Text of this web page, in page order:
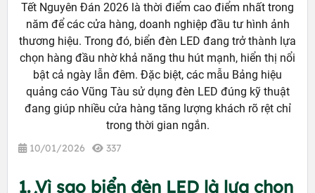
Tết Nguyên Đán 2026 là thời điểm cao điểm nhất trong
năm để các cửa hàng, doanh nghiệp đầu tư hình ảnh
thương hiệu. Trong đó, biển đèn LED đang trở thành lựa
chọn hàng đầu nhờ khả năng thu hút mạnh, hiển thị nổi
bật cả ngày lẫn đêm. Đặc biệt, các mẫu Bảng hiệu
quảng cáo Vũng Tàu sử dụng đèn LED đúng kỹ thuật
đang giúp nhiều cửa hàng tăng lượng khách rõ rệt chỉ
trong thời gian ngắn.
10/01/2026 337
1. Vì sao biển đèn LED là lựa chọn